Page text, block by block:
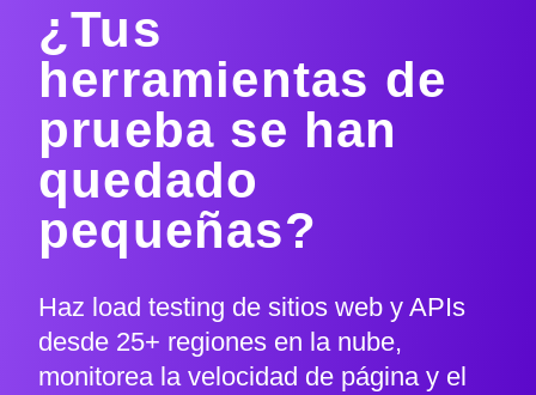
¿Tus
herramientas de
prueba se han
quedado
pequeñas?
Haz load testing de sitios web y APIs
desde 25+ regiones en la nube,
monitorea la velocidad de página y el